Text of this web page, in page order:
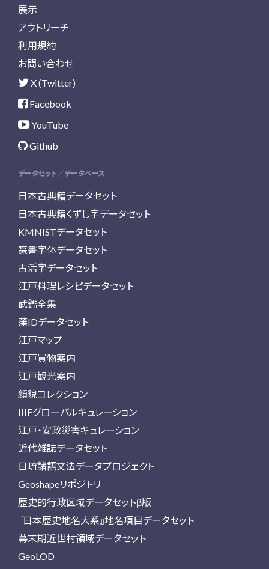
展示
アウトリーチ
利用規約
お問い合わせ
X (Twitter)
Facebook
YouTube
Github
データセット／データベース
日本古典籍データセット
日本古典籍くずし字データセット
KMNISTデータセット
篆書字体データセット
古活字データセット
江戸料理レシピデータセット
武鑑全集
藩IDデータセット
江戸マップ
江戸買物案内
江戸観光案内
顔貌コレクション
IIIFグローバルキュレーション
江戸・安政災害キュレーション
近代雑誌データセット
日琉諸語文法データプロジェクト
Geoshapeリポジトリ
歴史的行政区域データセットβ版
『日本歴史地名大系』地名項目データセット
幕末期近世村領域データセット
GeoLOD